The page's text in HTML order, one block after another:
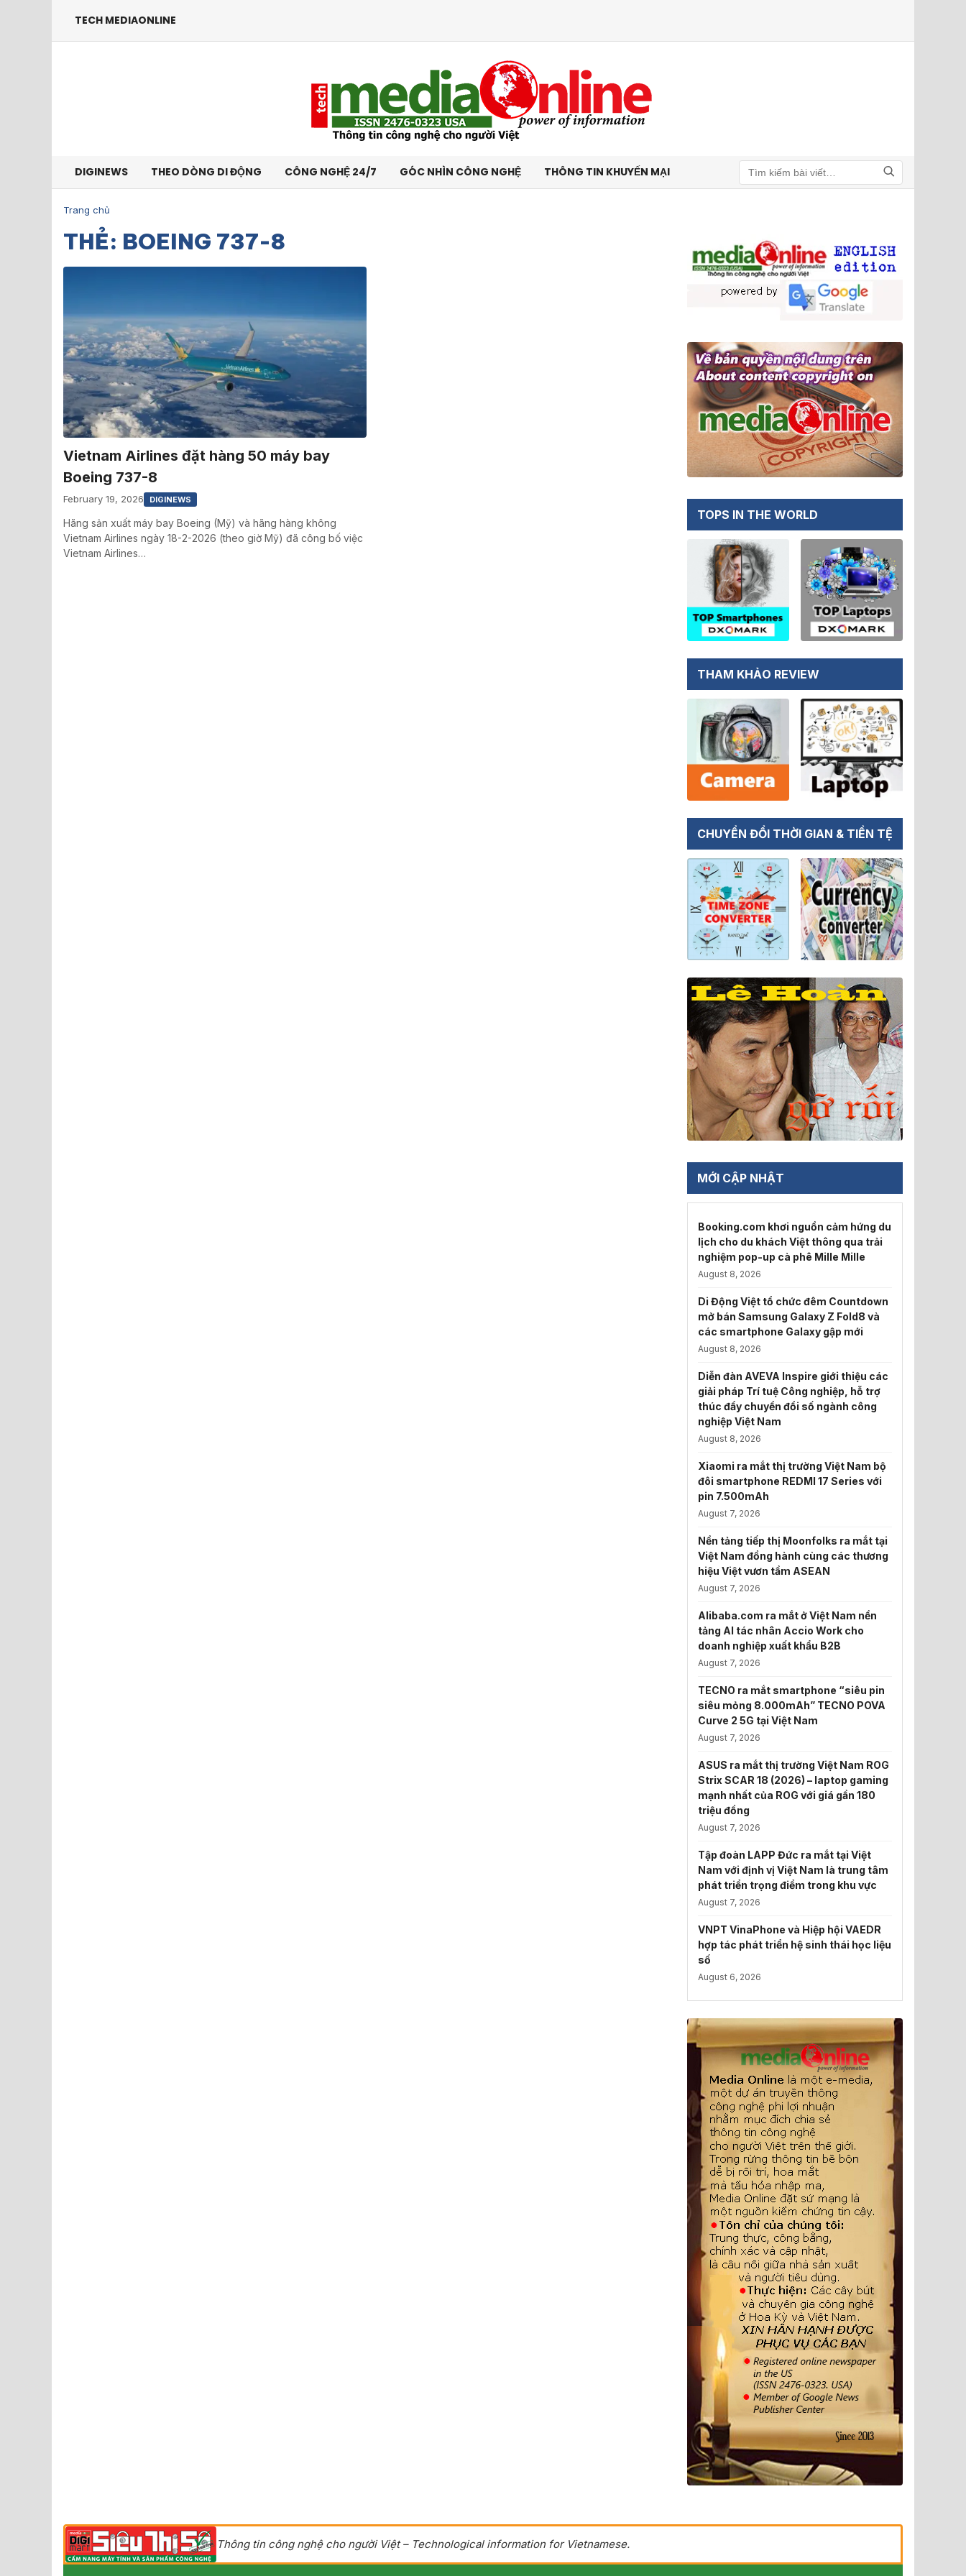
TECH MEDIAONLINE
DIGINEWS THEO DÒNG DI ĐỘNG CÔNG NGHỆ 24/7 GÓC NHÌN CÔNG NGHỆ THÔNG TIN KHUYẾN MẠI
Tìm kiếm
Trang chủ
THẺ: BOEING 737-8
Vietnam Airlines đặt hàng 50 máy bay
Boeing 737-8
February 19, 2026 DIGINEWS
Hãng sản xuất máy bay Boeing (Mỹ) và hãng hàng không
Vietnam Airlines ngày 18-2-2026 (theo giờ Mỹ) đã công bố việc
Vietnam Airlines…
TOPS IN THE WORLD
THAM KHẢO REVIEW
CHUYỂN ĐỔI THỜI GIAN & TIỀN TỆ
MỚI CẬP NHẬT
Booking.com khơi nguồn cảm hứng du
lịch cho du khách Việt thông qua trải
nghiệm pop-up cà phê Mille Mille
August 8, 2026
Di Động Việt tổ chức đêm Countdown
mở bán Samsung Galaxy Z Fold8 và
các smartphone Galaxy gập mới
August 8, 2026
Diễn đàn AVEVA Inspire giới thiệu các
giải pháp Trí tuệ Công nghiệp, hỗ trợ
thúc đẩy chuyển đổi số ngành công
nghiệp Việt Nam
August 8, 2026
Xiaomi ra mắt thị trường Việt Nam bộ
đôi smartphone REDMI 17 Series với
pin 7.500mAh
August 7, 2026
Nền tảng tiếp thị Moonfolks ra mắt tại
Việt Nam đồng hành cùng các thương
hiệu Việt vươn tầm ASEAN
August 7, 2026
Alibaba.com ra mắt ở Việt Nam nền
tảng AI tác nhân Accio Work cho
doanh nghiệp xuất khẩu B2B
August 7, 2026
TECNO ra mắt smartphone “siêu pin
siêu mỏng 8.000mAh” TECNO POVA
Curve 2 5G tại Việt Nam
August 7, 2026
ASUS ra mắt thị trường Việt Nam ROG
Strix SCAR 18 (2026) – laptop gaming
mạnh nhất của ROG với giá gần 180
triệu đồng
August 7, 2026
Tập đoàn LAPP Đức ra mắt tại Việt
Nam với định vị Việt Nam là trung tâm
phát triển trọng điểm trong khu vực
August 7, 2026
VNPT VinaPhone và Hiệp hội VAEDR
hợp tác phát triển hệ sinh thái học liệu
số
August 6, 2026
Thông tin công nghệ cho người Việt – Technological information for Vietnamese.